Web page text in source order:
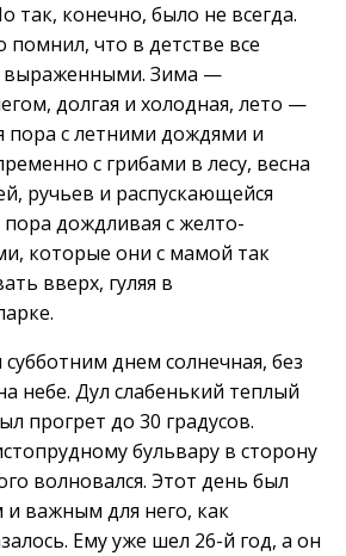
так, конечно, было не всегда.
помнил, что в детстве все
выраженными. Зима —
долгая и холодная, лето —
пора с летними дождями и
с грибами в лесу, весна
ручьев и распускающейся
дождливая с желто-
которые они с мамой так
вверх, гуляя в
днем солнечная, без
небе. Дул слабенький теплый
прогрет до 30 градусов.
бульвару в сторону
волновался. Этот день был
важным для него, как
Ему уже шел 26-й год, а он